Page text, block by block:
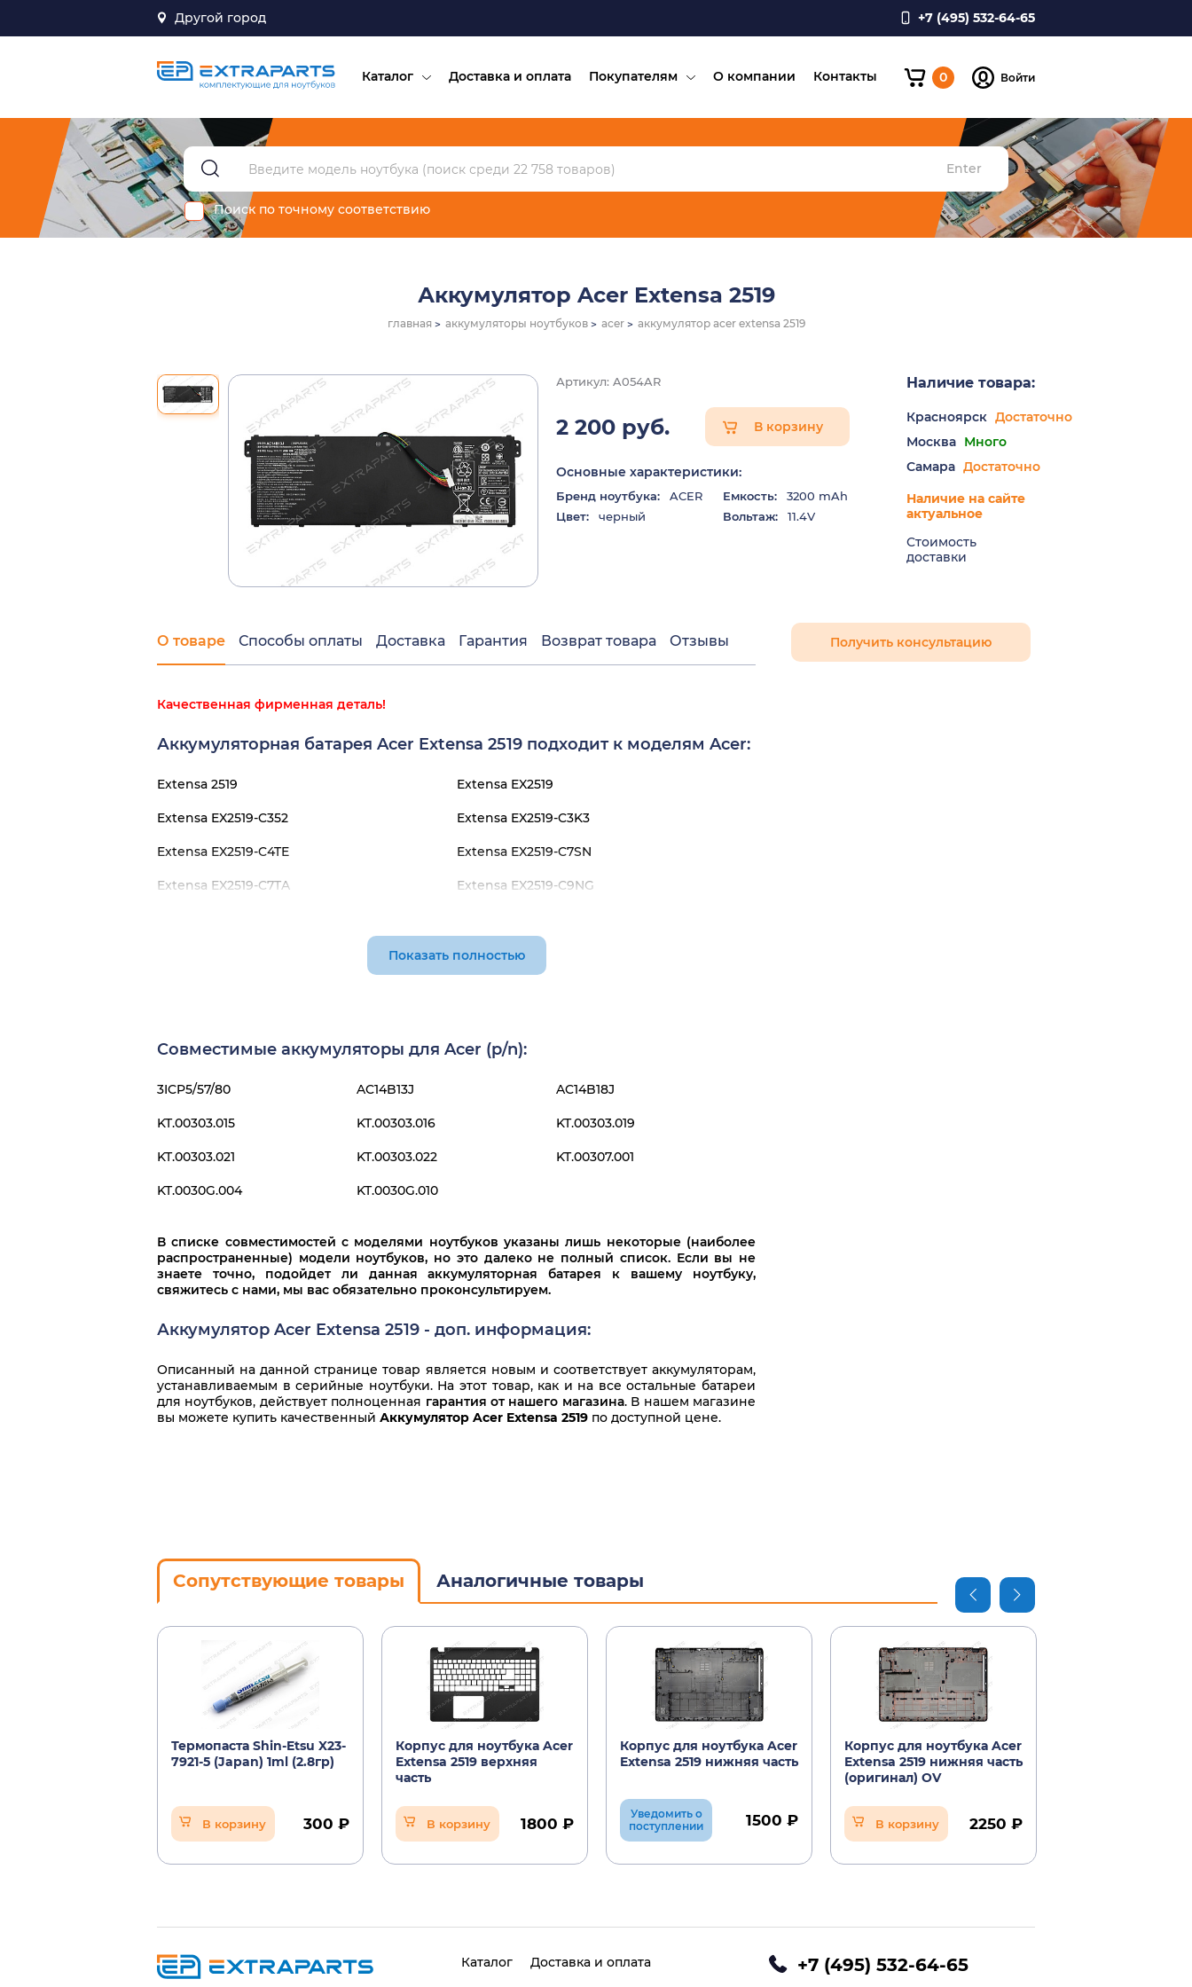
Другой город +7 (495) 532-64-65
Каталог Доставка и оплата Покупателям О компании Контакты 0 Войти
Enter
Поиск по точному соответствию
Аккумулятор Acer Extensa 2519
главная аккумуляторы ноутбуков acer аккумулятор acer extensa 2519
Артикул: A054AR
2 200 руб. В корзину
Основные характеристики:
Бренд ноутбука: ACER Емкость:
3200 mAh
Цвет:
черный Вольтаж: 11.4V
Наличие товара:
Красноярск Достаточно
Москва Много
Самара Достаточно
Наличие на сайте
актуальное
Стоимость
доставки
О товаре Способы оплаты Доставка Гарантия Возврат товара Отзывы
Качественная фирменная деталь!
Аккумуляторная батарея Acer Extensa 2519 подходит к моделям Acer:
Extensa 2519 Extensa EX2519
Extensa EX2519-C352 Extensa EX2519-C3K3
Extensa EX2519-C4TE Extensa EX2519-C7SN
Extensa EX2519-C7TA Extensa EX2519-C9NG
Extensa EX2519-P171
Показать полностью
Совместимые аккумуляторы для Acer (p/n):
3ICP5/57/80 AC14B13J AC14B18J
KT.00303.015 KT.00303.016 KT.00303.019
KT.00303.021 KT.00303.022 KT.00307.001
KT.0030G.004 KT.0030G.010
В списке совместимостей с моделями ноутбуков указаны лишь некоторые (наиболее
распространенные) модели ноутбуков, но это далеко не полный список. Если вы не
знаете точно, подойдет ли данная аккумуляторная батарея к вашему ноутбуку,
свяжитесь с нами, мы вас обязательно проконсультируем.
Аккумулятор Acer Extensa 2519 - доп. информация:
Описанный на данной странице товар является новым и соответствует аккумуляторам,
устанавливаемым в серийные ноутбуки. На этот товар, как и на все остальные батареи
для ноутбуков, действует полноценная гарантия от нашего магазина. В нашем магазине
вы можете купить качественный Аккумулятор Acer Extensa 2519 по доступной цене.
Получить консультацию
Сопутствующие товары Аналогичные товары
Термопаста Shin-Etsu X23-
7921-5 (Japan) 1ml (2.8гр)
В корзину 300 ₽
Корпус для ноутбука Acer
Extensa 2519 верхняя
часть
В корзину 1800 ₽
Корпус для ноутбука Acer
Extensa 2519 нижняя часть
Уведомить о
поступлении
1500 ₽
Корпус для ноутбука Acer
Extensa 2519 нижняя часть
(оригинал) OV
В корзину 2250 ₽
Каталог Доставка и оплата +7 (495) 532-64-65